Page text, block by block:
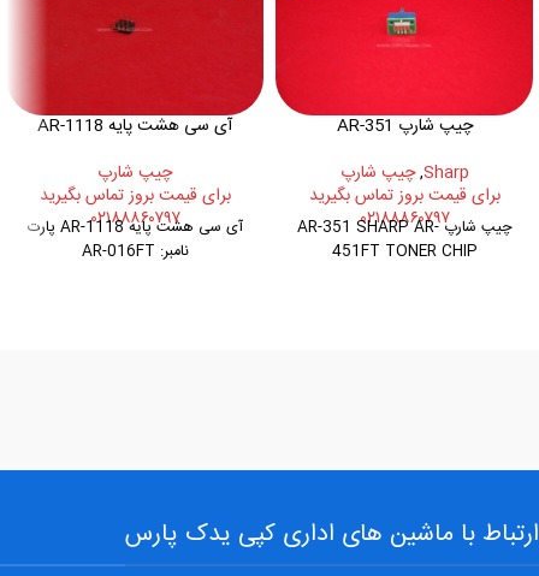
چیپ شارپ AR-351
Sharp
,چیپ شارپ
برای قیمت بروز تماس بگیرید
۰۲۱۸۸۸۶۰۷۹۷
چیپ شارپ AR-351 SHARP AR-
451FT TONER CHIP
آی سی هشت پایه AR-1118
چیپ شارپ
برای قیمت بروز تماس بگیرید
۰۲۱۸۸۸۶۰۷۹۷
آی سی هشت پایه AR-1118 پارت
نامبر: AR-016FT
ارتباط با ماشین های اداری کپی یدک پارس